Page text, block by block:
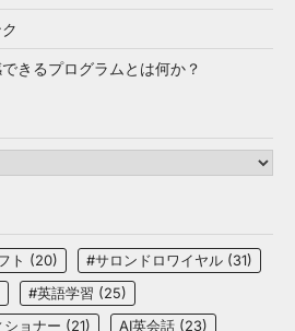
きるプログラムとは何か？
ト (20) #サロンドロワイヤル (31)
#英語学習 (25)
ョナー (21) AI英会話 (23)